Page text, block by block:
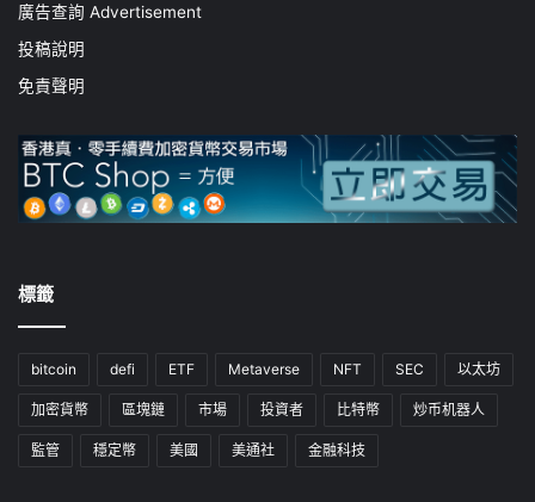
廣告查詢 Advertisement
投稿說明
免責聲明
標籤
bitcoin defi ETF Metaverse NFT SEC 以太坊
加密貨幣 區塊鏈 市場 投資者 比特幣 炒币机器人
監管 穩定幣 美國 美通社 金融科技